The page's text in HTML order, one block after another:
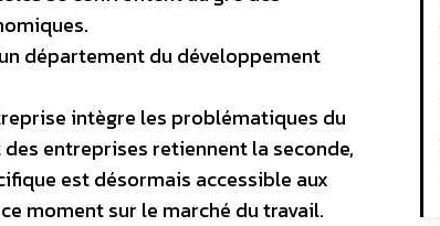
département du développement
intègre les problématiques du
entreprises retiennent la seconde,
est désormais accessible aux
moment sur le marché du travail.